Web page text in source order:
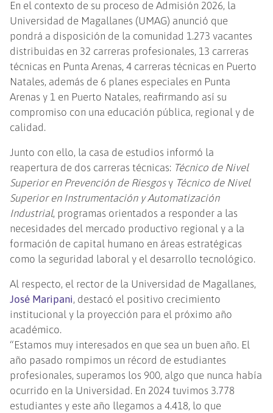
En el contexto de su proceso de Admisión 2026, la
Universidad de Magallanes (UMAG) anunció que
pondrá a disposición de la comunidad 1.273 vacantes
distribuidas en 32 carreras profesionales, 13 carreras
técnicas en Punta Arenas, 4 carreras técnicas en Puerto
Natales, además de 6 planes especiales en Punta
Arenas y 1 en Puerto Natales, reafirmando así su
compromiso con una educación pública, regional y de
calidad.
Junto con ello, la casa de estudios informó la
reapertura de dos carreras técnicas: Técnico de Nivel
Superior en Prevención de Riesgosy Técnico de Nivel
Superior en Instrumentación y Automatización
Industrial, programas orientados a responder a las
necesidades del mercado productivo regional y a la
formación de capital humano en áreas estratégicas
como la seguridad laboral y el desarrollo tecnológico.
Al respecto, el rector de la Universidad de Magallanes,
José Maripani, destacó el positivo crecimiento
institucional y la proyección para el próximo año
académico.
“Estamos muy interesados en que sea un buen año. El
año pasado rompimos un récord de estudiantes
profesionales, superamos los 900, algo que nunca había
ocurrido en la Universidad. En 2024 tuvimos 3.778
estudiantes y este año llegamos a 4.418, lo que